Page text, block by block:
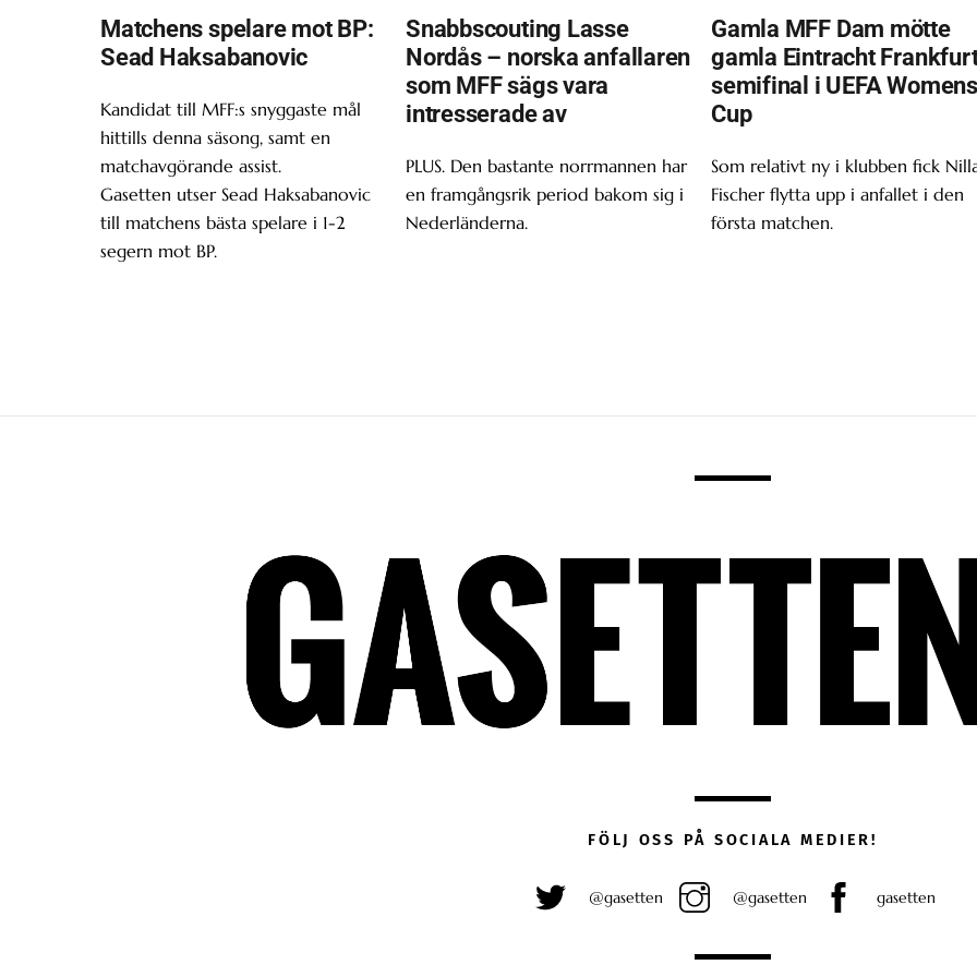
Matchens spelare mot BP:
Sead Haksabanovic
Kandidat till MFF:s snyggaste mål
hittills denna säsong, samt en
matchavgörande assist.
Gasetten utser Sead Haksabanovic
till matchens bästa spelare i 1-2
segern mot BP.
Snabbscouting Lasse
Nordås – norska anfallaren
som MFF sägs vara
intresserade av
PLUS. Den bastante norrmannen har
en framgångsrik period bakom sig i
Nederländerna.
Gamla MFF Dam mötte
gamla Eintracht
semifinal i UEFA Womens
Cup
Som relativt ny i klubben fick
Fischer flytta upp i anfallet i den
första matchen.
FÖLJ OSS PÅ SOCIALA MEDIER!
@gasetten @gasetten gasetten